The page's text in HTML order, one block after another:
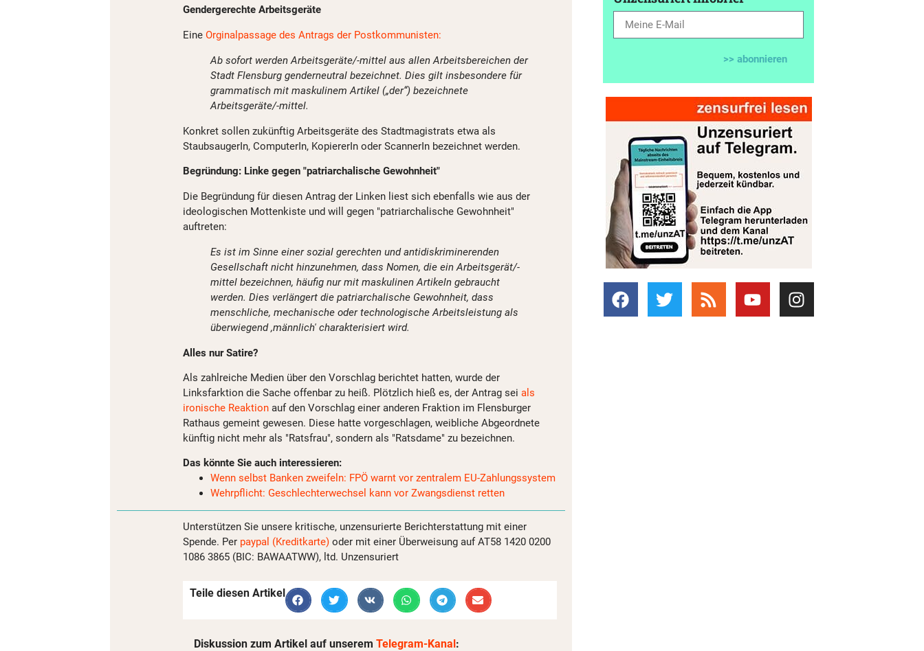
Gendergerechte Arbeitsgeräte
Eine Orginalpassage des Antrags der Postkommunisten:
Ab sofort werden Arbeitsgeräte/-mittel aus allen Arbeitsbereichen der
Stadt Flensburg genderneutral bezeichnet. Dies gilt insbesondere für
grammatisch mit maskulinem Artikel („der“) bezeichnete
Arbeitsgeräte/-mittel.
Konkret sollen zukünftig Arbeitsgeräte des Stadtmagistrats etwa als
StaubsaugerIn, ComputerIn, KopiererIn oder ScannerIn bezeichnet werden.
Begründung: Linke gegen "patriarchalische Gewohnheit"
Die Begründung für diesen Antrag der Linken liest sich ebenfalls wie aus der
ideologischen Mottenkiste und will gegen "patriarchalische Gewohnheit"
auftreten:
Es ist im Sinne einer sozial gerechten und antidiskriminerenden
Gesellschaft nicht hinzunehmen, dass Nomen, die ein Arbeitsgerät/-
mittel bezeichnen, häufig nur mit maskulinen Artikeln gebraucht
werden. Dies verlängert die patriarchalische Gewohnheit, dass
menschliche, mechanische oder technologische Arbeitsleistung als
überwiegend ,männlich' charakterisiert wird.
Alles nur Satire?
Als zahlreiche Medien über den Vorschlag berichtet hatten, wurde der
Linksfarktion die Sache offenbar zu heiß. Plötzlich hieß es, der Antrag sei als
ironische Reaktion auf den Vorschlag einer anderen Fraktion im Flensburger
Rathaus gemeint gewesen. Diese hatte vorgeschlagen, weibliche Abgeordnete
künftig nicht mehr als "Ratsfrau", sondern als "Ratsdame" zu bezeichnen.
Das könnte Sie auch interessieren:
Wenn selbst Banken zweifeln: FPÖ warnt vor zentralem EU-Zahlungssystem
Wehrpflicht: Geschlechterwechsel kann vor Zwangsdienst retten
Unterstützen Sie unsere kritische, unzensurierte Berichterstattung mit einer
Spende. Per paypal (Kreditkarte) oder mit einer Überweisung auf AT58 1420 0200
1086 3865 (BIC: BAWAATWW), ltd. Unzensuriert
Teile diesen Artikel
Diskussion zum Artikel auf unserem Telegram-Kanal :
>> abonnieren